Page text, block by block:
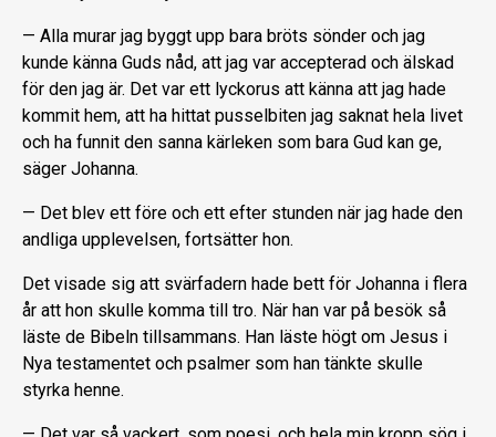
— Alla murar jag byggt upp bara bröts sönder och jag
kunde känna Guds nåd, att jag var accepterad och älskad
för den jag är. Det var ett lyckorus att känna att jag hade
kommit hem, att ha hittat pusselbiten jag saknat hela livet
och ha funnit den sanna kärleken som bara Gud kan ge,
säger Johanna.
— Det blev ett före och ett efter stunden när jag hade den
andliga upplevelsen, fortsätter hon.
Det visade sig att svärfadern hade bett för Johanna i flera
år att hon skulle komma till tro. När han var på besök så
läste de Bibeln tillsammans. Han läste högt om Jesus i
Nya testamentet och psalmer som han tänkte skulle
styrka henne.